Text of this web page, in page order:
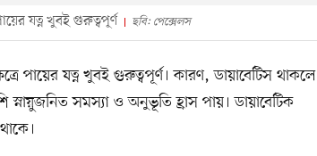
যত্ন খুবই গুরুত্বপূর্ণ ছবি: পেক্সেলস
পায়ের যত্ন খুবই গুরুত্বপূর্ণ। কারণ, ডায়াবেটিস থাকলে
স্নায়ুজনিত সমস্যা ও অনুভূতি হ্রাস পায়। ডায়াবেটিক